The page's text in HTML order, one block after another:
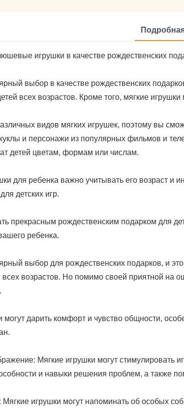
игрушки в качестве рождественских
выбор в качестве рождественских
всех возрастов. Кроме того, мягкие
видов мягких игрушек, поэтому вы
и персонажи из популярных фильмов и
детей цветам, формам или числам.
для ребенка важно учитывать его возраст и
детских игр.
прекрасным рождественским подарком для
ребенка.
выбор для рождественских подарков, и
возрастов. Но помимо своей приятной на
дарить комфорт и чувство общности,
Мягкие игрушки могут стимулировать
и навыки решения проблем, а также
игрушки могут напоминать об особых